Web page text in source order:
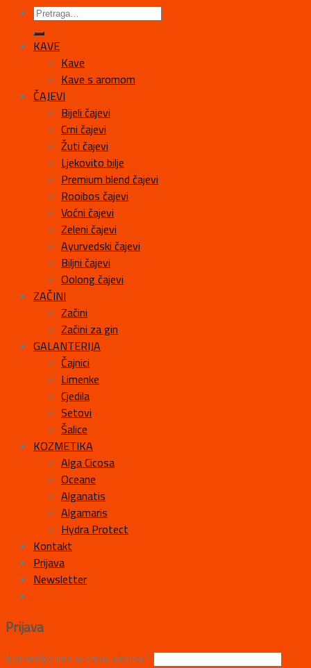
KAVE
Kave
Kave s aromom
ČAJEVI
Bijeli čajevi
Crni čajevi
Žuti čajevi
Ljekovito bilje
Premium blend čajevi
Rooibos čajevi
Voćni čajevi
Zeleni čajevi
Ayurvedski čajevi
Biljni čajevi
Oolong čajevi
ZAČINI
Začini
Začini za gin
GALANTERIJA
Čajnici
Limenke
Cjedila
Setovi
Šalice
KOZMETIKA
Alga Cicosa
Oceane
Alganatis
Algamaris
Hydra Protect
Kontakt
Prijava
Newsletter
Prijava
Korisničko ime ili email adresa *